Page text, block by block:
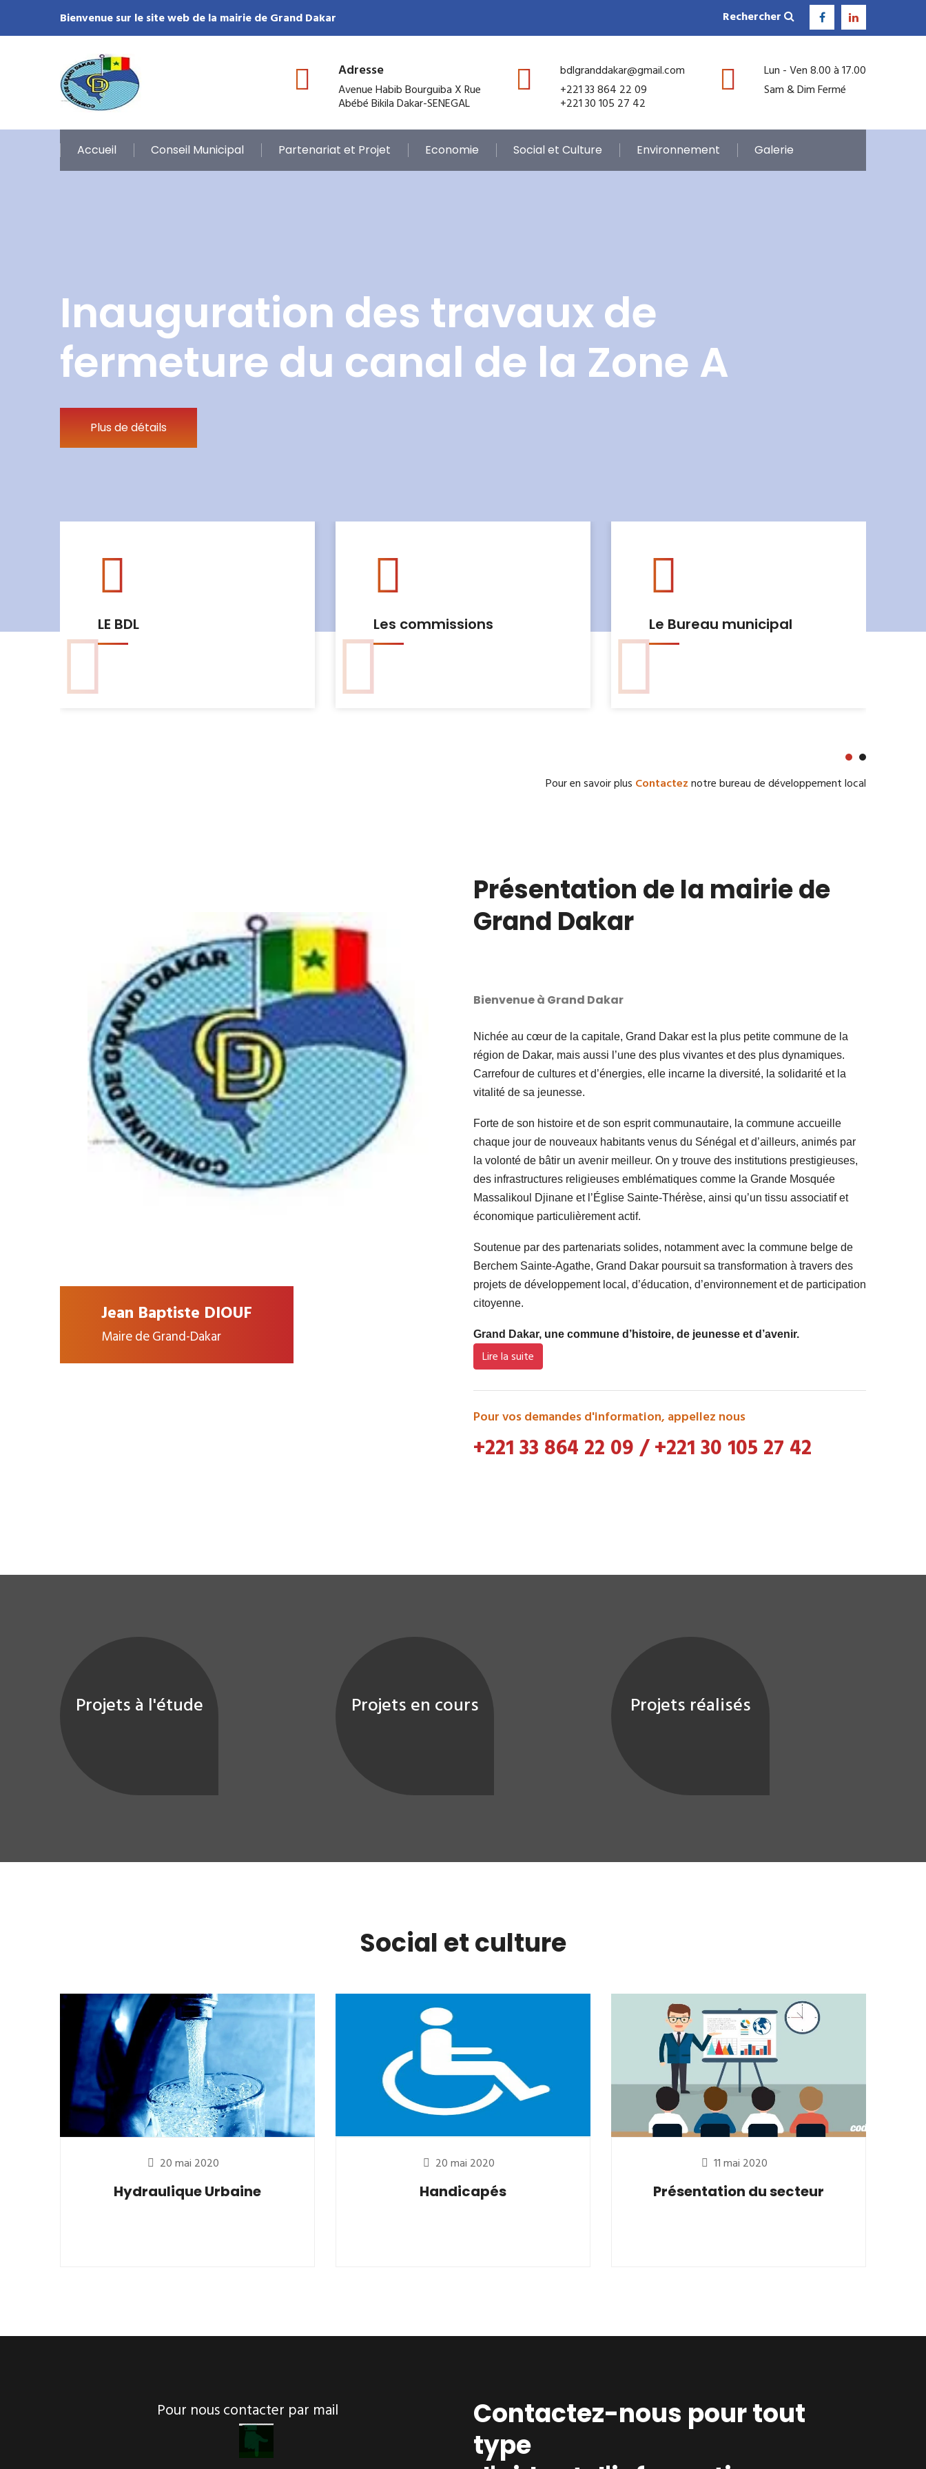
Bienvenue sur le site web de la mairie de Grand Dakar Rechercher
Adresse
Avenue Habib Bourguiba X Rue
Abébé Bikila Dakar-SENEGAL
bdlgranddakar@gmail.com
+221 33 864 22 09
+221 30 105 27 42
Lun - Ven 8.00 à 17.00
Sam & Dim Fermé
Accueil Conseil Municipal Partenariat et Projet Economie Social et Culture Environnement Galerie
Inauguration des travaux de
fermeture du canal de la Zone A
Plus de détails
Les commissions Le Bureau municipal Urbanisme et Habitat
Pour en savoir plus Contacteznotre bureau de développement local
Jean Baptiste DIOUF
Maire de Grand-Dakar
Présentation de la mairie de
Grand Dakar
Bienvenue à Grand Dakar
Nichée au cœur de la capitale, Grand Dakar est la plus petite commune de la
région de Dakar, mais aussi l’une des plus vivantes et des plus dynamiques.
Carrefour de cultures et d’énergies, elle incarne la diversité, la solidarité et la
vitalité de sa jeunesse.
Forte de son histoire et de son esprit communautaire, la commune accueille
chaque jour de nouveaux habitants venus du Sénégal et d’ailleurs, animés par
la volonté de bâtir un avenir meilleur. On y trouve des institutions prestigieuses,
des infrastructures religieuses emblématiques comme la Grande Mosquée
Massalikoul Djinane et l’Église Sainte-Thérèse, ainsi qu’un tissu associatif et
économique particulièrement actif.
Soutenue par des partenariats solides, notamment avec la commune belge de
Berchem Sainte-Agathe, Grand Dakar poursuit sa transformation à travers des
projets de développement local, d’éducation, d’environnement et de participation
citoyenne.
Grand Dakar, une commune d’histoire, de jeunesse et d’avenir.
Lire la suite
Pour vos demandes d'information, appellez nous
+221 33 864 22 09/+221 30 105 27 42
Projets à l'étude Projets en cours Projets réalisés
Social et culture
20 mai 2020
Hydraulique Urbaine
20 mai 2020
Handicapés
11 mai 2020
Présentation du secteur
Pour nous contacter par mail
Contactez-nous pour tout
type